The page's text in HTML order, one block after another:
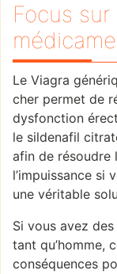
Focus
Le Viagra
cher permet de
dysfonction
le sildenafil
afin de résoudre
l’impuissance si
une véritable
Si vous avez
tant qu’homme,
conséquences